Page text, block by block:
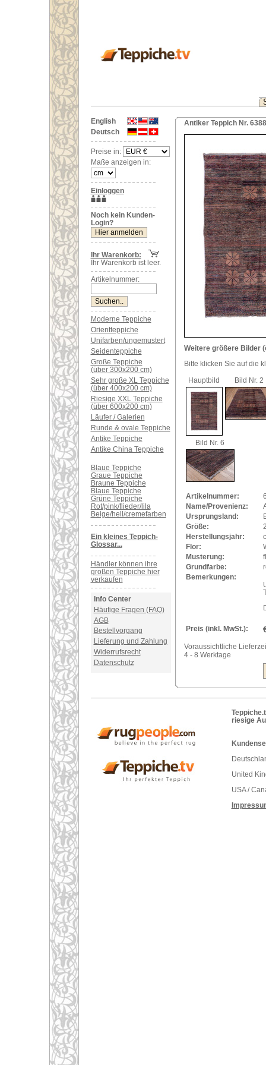
English
Deutsch
Preise in:
Maße anzeigen in:
Einloggen
Noch kein Kunden-
Login?
Ihr Warenkorb:
Ihr Warenkorb ist leer.
Artikelnummer:
Moderne Teppiche
Orientteppiche
Unifarben/ungemustert
Seidenteppiche
Große Teppiche
(über 300x200 cm)
Sehr große XL Teppiche
(über 400x200 cm)
Riesige XXL Teppiche
(über 600x200 cm)
Läufer / Galerien
Runde & ovale Teppiche
Antike Teppiche
Antike China Teppiche
Blaue Teppiche
Graue Teppiche
Braune Teppiche
Blaue Teppiche
Grüne Teppiche
Rot/pink/flieder/lila
Beige/hell/cremefarben
Ein kleines Teppich-
Glossar...
Händler können ihre
großen Teppiche hier
verkaufen
Info Center
Häufige Fragen (FAQ)
AGB
Bestellvorgang
Lieferung und Zahlung
Widerrufsrecht
Datenschutz
Antiker Teppich Nr.
Weitere größere Bilder
Bitte klicken Sie auf die
Hauptbild
Bild Nr. 2
Bild Nr. 6
Artikelnummer:
Name/Provenienz:
Ursprungsland:
Größe:
Herstellungsjahr:
Flor:
Musterung:
Grundfarbe:
Bemerkungen:
Preis (inkl. MwSt.):
Voraussichtliche
4 - 8 Werktage
riesige
United
USA /